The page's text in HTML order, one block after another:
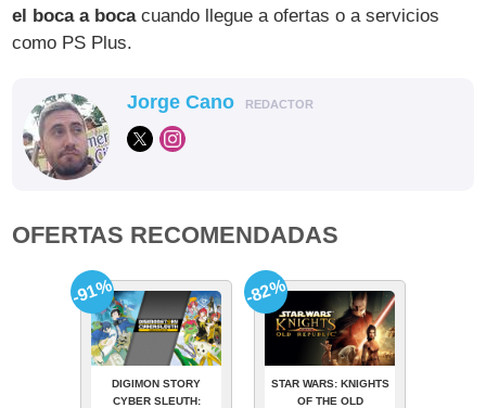
el boca a bocacuando llegue a ofertas o a servicios
como PS Plus.
Jorge Cano REDACTOR
OFERTAS RECOMENDADAS
DIGIMON STORY
CYBER SLEUTH:
-91%
STAR WARS: KNIGHTS
OF THE OLD
-82%